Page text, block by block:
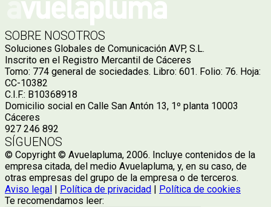
SOBRE NOSOTROS
Soluciones Globales de Comunicación AVP, S.L.
Inscrito en el Registro Mercantil de Cáceres
Tomo: 774 general de sociedades. Libro: 601. Folio: 76. Hoja:
CC-10382
C.I.F.: B10368918
Domicilio social en Calle San Antón 13, 1º planta 10003
Cáceres
927 246 892
SÍGUENOS
© Copyright © Avuelapluma, 2006. Incluye contenidos de la
empresa citada, del medio Avuelapluma, y, en su caso, de
otras empresas del grupo de la empresa o de terceros.
Aviso legal | Política de privacidad | Política de cookies
Te recomendamos leer: